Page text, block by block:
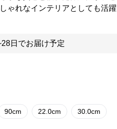
ゃれなインテリアとしても活躍
日でお届け予定
90cm 22.0cm 30.0cm